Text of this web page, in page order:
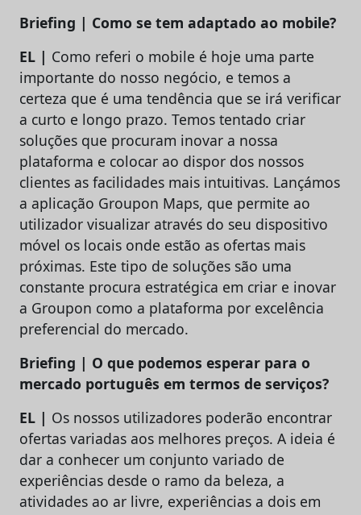
Briefing | Como se tem adaptado ao mobile?
EL | Como referi o mobile é hoje uma parte
importante do nosso negócio, e temos a
certeza que é uma tendência que se irá verificar
a curto e longo prazo. Temos tentado criar
soluções que procuram inovar a nossa
plataforma e colocar ao dispor dos nossos
clientes as facilidades mais intuitivas. Lançámos
a aplicação Groupon Maps, que permite ao
utilizador visualizar através do seu dispositivo
móvel os locais onde estão as ofertas mais
próximas. Este tipo de soluções são uma
constante procura estratégica em criar e inovar
a Groupon como a plataforma por excelência
preferencial do mercado.
Briefing | O que podemos esperar para o
mercado português em termos de serviços?
EL | Os nossos utilizadores poderão encontrar
ofertas variadas aos melhores preços. A ideia é
dar a conhecer um conjunto variado de
experiências desde o ramo da beleza, a
atividades ao ar livre, experiências a dois em